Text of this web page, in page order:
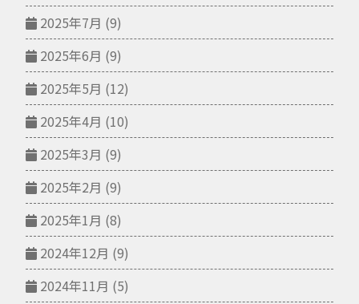
2025年7月 (9)
2025年6月 (9)
2025年5月 (12)
2025年4月 (10)
2025年3月 (9)
2025年2月 (9)
2025年1月 (8)
2024年12月 (9)
2024年11月 (5)